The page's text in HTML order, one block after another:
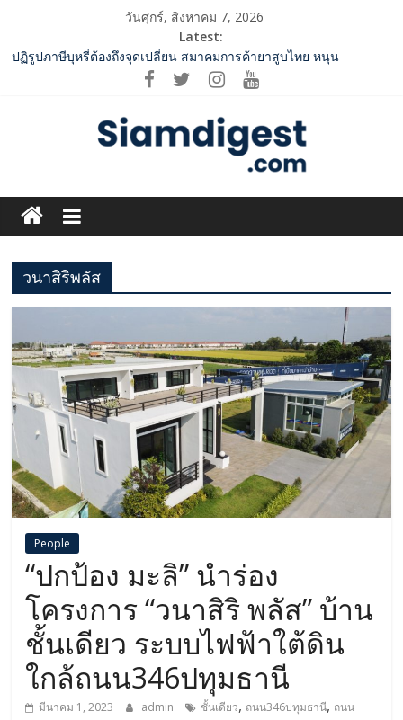
content
วันศุกร์, สิงหาคม 7, 2026
Latest:
ปฏิรูปภาษีบุหรี่ต้องถึงจุดเปลี่ยน สมาคมการค้ายาสูบไทย หนุน
โครงสร้างอัตราเดียว ลดบิดเบือนตลาด เพิ่มประสิทธิภาพจัดเก็บรายได้
รังสรรค์ “ผ้าลายน้ำไหล” สู่ชิ้นงานศิลปะสะสมสุดลิมิเต็ด ถ่ายทอด
ภูมิปัญญาท้องถิ่นสู่สุนทรียภาพระดับสากล
SME D Bank ผนึกกำลัง สถาบันอาหาร เปิดตัว “FOODNext SME D
Navigator” ชูยุทธศาสตร์ “แหล่งทุนคู่องค์ความรู้” ติดปีก SME อาหาร
ไทยแข่งขันได้ในเวทีโลก
ททท. จับมือ TransNusa Airline – Traveloka ยกระดับการเชื่อมโยง
ไทย–อินโดนีเซีย ดันไทยสู่จุดหมายปลายทางคุณภาพ เชื่อม Asean
กกท.เปิดเกมรุก! ดันเอเชียนเกมส์ให้เป็นมากกว่าการแข่งขัน ผ่าน
แคมเปญระดับชาติ
Siam
Digest.com
ฺีBusiness
&
วนาสิริพลัส
People
“ปกป้อง มะลิ” นำร่อง
โครงการ “วนาสิริ พลัส” บ้าน
ชั้นเดียว ระบบไฟฟ้าใต้ดิน
ใกล้ถนน346ปทุมธานี
มีนาคม 1, 2023 admin ชั้นเดียว, ถนน346ปทุมธานี, ถนน